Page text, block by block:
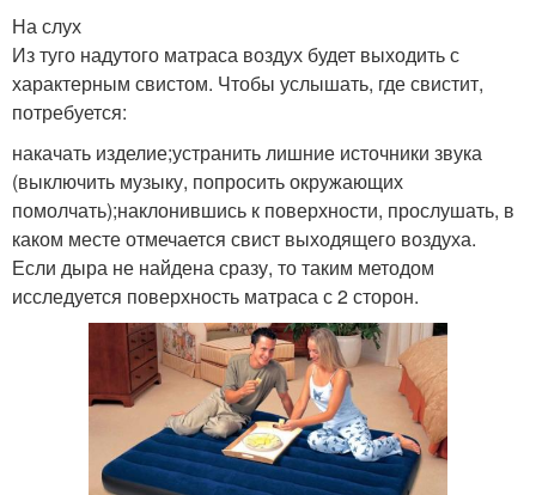
На слух
Из туго надутого матраса воздух будет выходить с
характерным свистом. Чтобы услышать, где свистит,
потребуется:
накачать изделие;устранить лишние источники звука
(выключить музыку, попросить окружающих
помолчать);наклонившись к поверхности, прослушать, в
каком месте отмечается свист выходящего воздуха.
Если дыра не найдена сразу, то таким методом
исследуется поверхность матраса с 2 сторон.